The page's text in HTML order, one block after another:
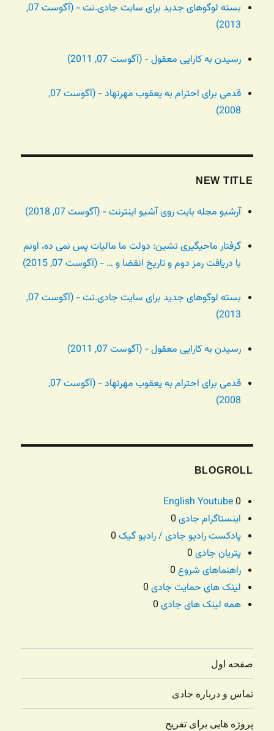
بسته لوگوهای جدید برای سایت جادی.نت - (آگوست 07,
2013)
رسیدن به کارایی معقول - (آگوست 07, 2011)
قدمی برای احترام به یعقوب مهرنهاد - (آگوست 07,
2008)
NEW TITLE
آرشیو مجله بایت روی آشیو اینترنت - (آگوست 07, 2018)
گرفتار ماحیگیری نشین: دولت ما مالیات پس نمی ده، اونم
با دریافت رمز دوم و تاریخ انقضا و … - (آگوست 07, 2015)
بسته لوگوهای جدید برای سایت جادی.نت - (آگوست 07,
2013)
رسیدن به کارایی معقول - (آگوست 07, 2011)
قدمی برای احترام به یعقوب مهرنهاد - (آگوست 07,
2008)
BLOGROLL
English Youtube0
اینستاگرام جادی
پادکست رادیو جادی / رادیو گیک
پتریان جادی
راهنماهای شروع
لینک های حمایت جادی
همه لینک های جادی
صفحه اول
تماس و درباره جادی
پروژه هایی برای تفریح